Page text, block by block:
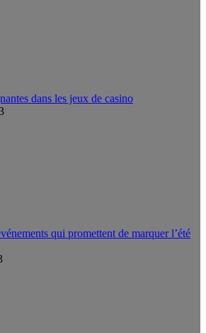
dans les jeux de casino
qui promettent de marquer l’été